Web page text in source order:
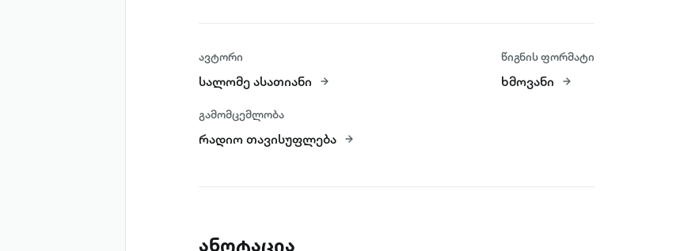
ავტორი
სალომე ასათიანი
გამომცემლობა
რადიო თავისუფლება
წიგნის ფორმატი
ხმოვანი
ანოტაცია